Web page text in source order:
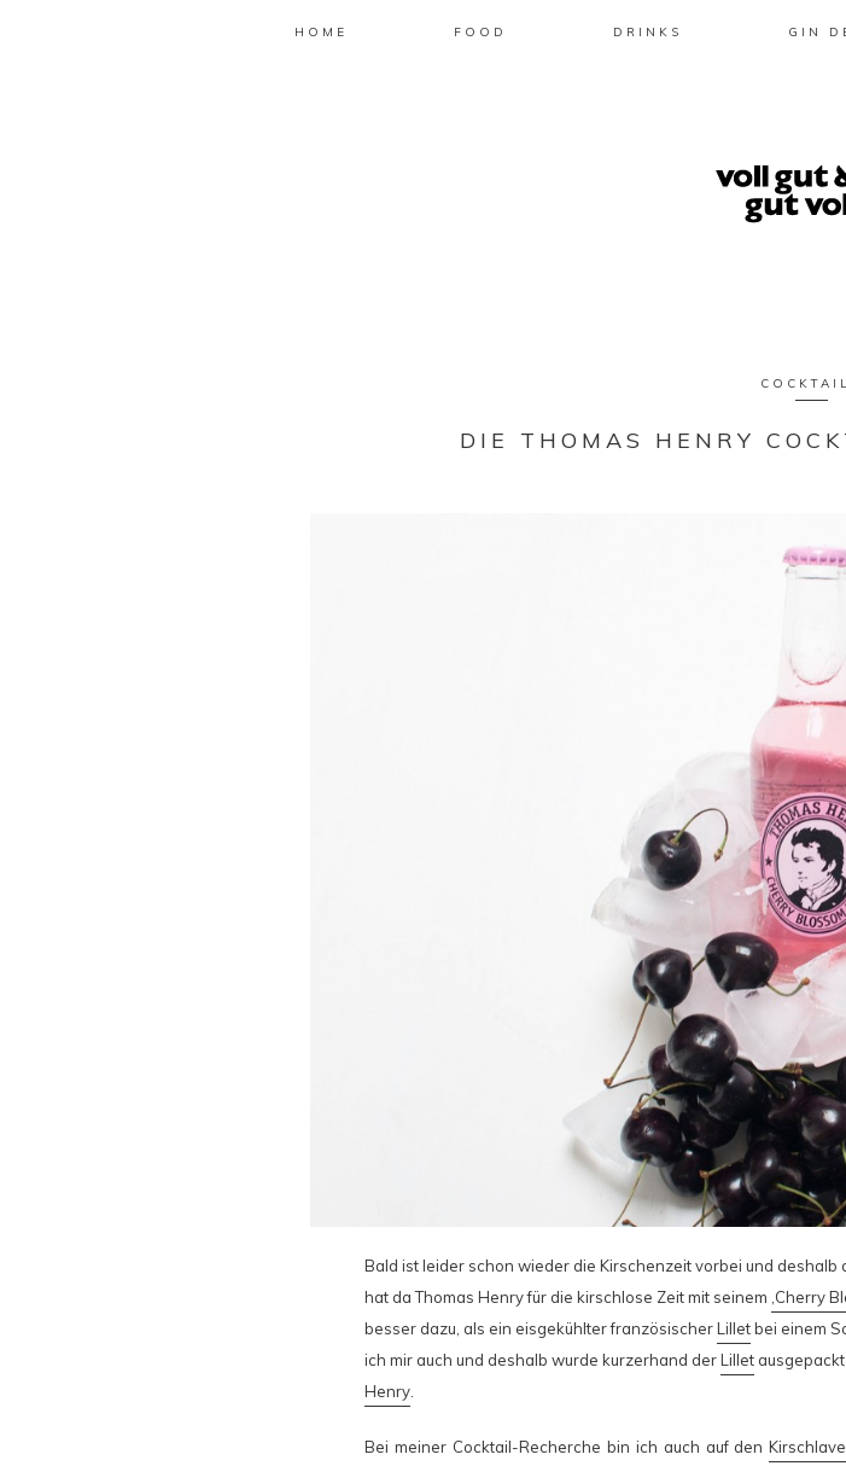
HOME FOOD DRINKS GIN
DIE THOMAS HENRY
Bald ist leider schon wieder die Kirschenzeit vorbei und deshalb
hat da Thomas Henry für die kirschlose Zeit mit seinem ‚Cherry
besser dazu, als ein eisgekühlter französischerLilletbei einem
ich mir auch und deshalb wurde kurzerhand derLillet
Henry
Bei meiner Cocktail-Recherche bin ich auch auf den